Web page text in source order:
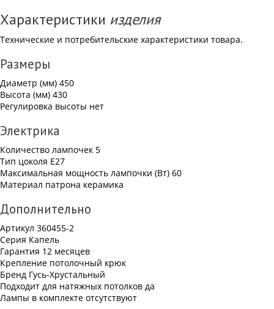
Характеристики изделия
Технические и потребительские характеристики товара.
Размеры
Диаметр (мм) 450
Высота (мм) 430
Регулировка высоты нет
Электрика
Количество лампочек 5
Тип цоколя E27
Максимальная мощность лампочки (Вт) 60
Материал патрона керамика
Дополнительно
Артикул 360455-2
Серия Капель
Гарантия 12 месяцев
Крепление потолочный крюк
Бренд Гусь-Хрустальный
Подходит для натяжных потолков да
Лампы в комплекте отсутствуют